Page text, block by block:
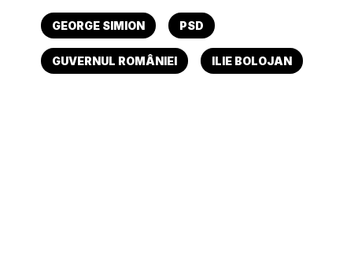
GEORGE SIMION PSD
GUVERNUL ROMÂNIEI ILIE BOLOJAN